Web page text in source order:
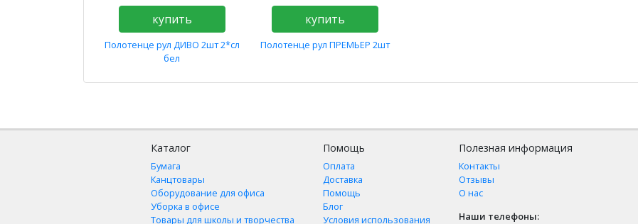
купить
Полотенце рул ДИВО 2шт 2*сл
бел
купить
Полотенце рул ПРЕМЬЕР 2шт
Каталог
Бумага
Канцтовары
Оборудование для офиса
Уборка в офисе
Товары для школы и творчества
Помощь
Оплата
Доставка
Помощь
Блог
Условия использования
Полезная информация
Контакты
Отзывы
О нас
Наши телефоны: